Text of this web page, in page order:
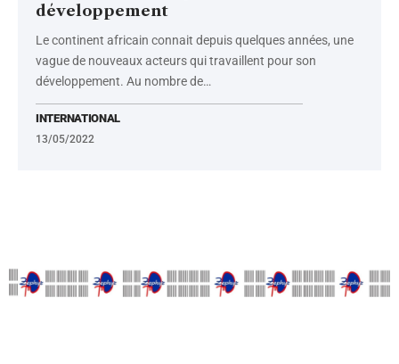
développement
Le continent africain connait depuis quelques années, une
vague de nouveaux acteurs qui travaillent pour son
développement. Au nombre de…
INTERNATIONAL
13/05/2022